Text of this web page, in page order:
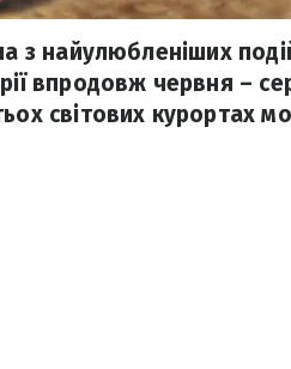
з найулюбленіших
впродовж червня –
світових курортах